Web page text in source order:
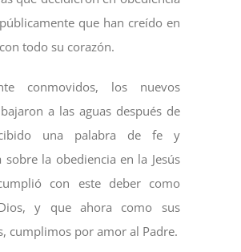
que han creído en
todo su corazón.
conmovidos, los nuevos
a las aguas después de
una palabra de fe y
sobre la obediencia en la Jesús
con este deber como
y que ahora como sus
cumplimos por amor al Padre.